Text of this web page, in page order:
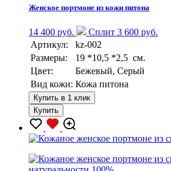
Женское портмоне из кожи питона
14 400 руб.
Сплит 3 600 руб.
Артикул:
kz-002
Размеры:
19 *10,5 *2,5 см.
Цвет:
Бежевый, Серый
Вид кожи: Кожа питона
Купить в 1 клик
Купить